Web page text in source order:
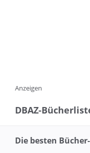
Anzeigen
DBAZ-
Die besten